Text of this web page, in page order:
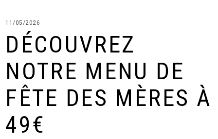
11/05/2026
DÉCOUVREZ
NOTRE MENU DE
FÊTE DES MÈRES À
49€